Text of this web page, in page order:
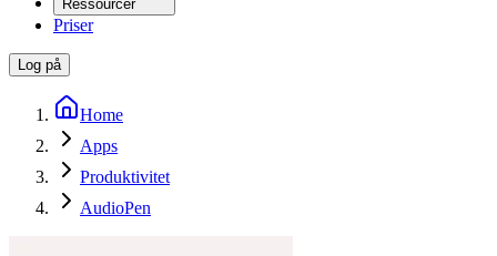
Ressourcer
Priser
Log på
Home
Apps
Produktivitet
AudioPen